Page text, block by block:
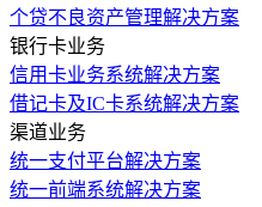
个贷不良资产管理解决方案
银行卡业务
信用卡业务系统解决方案
借记卡及IC卡系统解决方案
渠道业务
统一支付平台解决方案
统一前端系统解决方案